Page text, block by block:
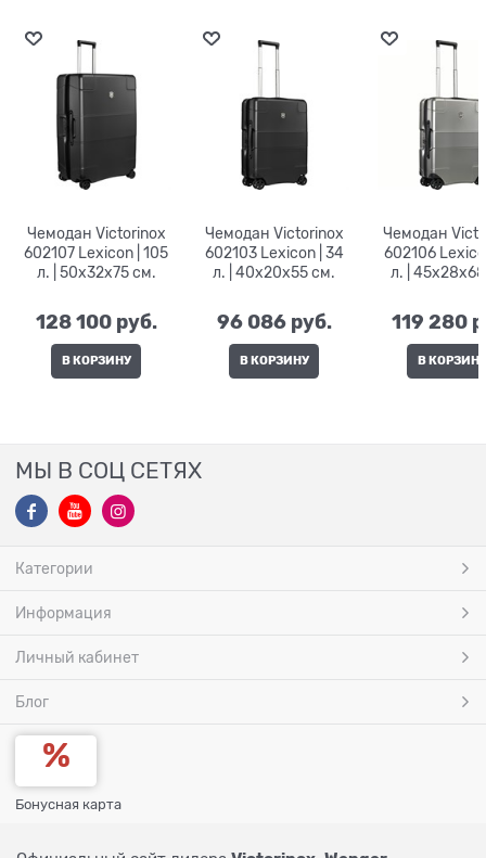
Чемодан Victorinox
602107 Lexicon | 105
л. | 50x32x75 см.
128 100 руб.
В КОРЗИНУ
Чемодан Victorinox
602103 Lexicon | 34
л. | 40x20x55 см.
96 086 руб.
В КОРЗИНУ
Чемодан
602106
л. |
119 280
В КОРЗИНУ
МЫ В СОЦ СЕТЯХ
Категории
Информация
Личный кабинет
Блог
Бонусная карта